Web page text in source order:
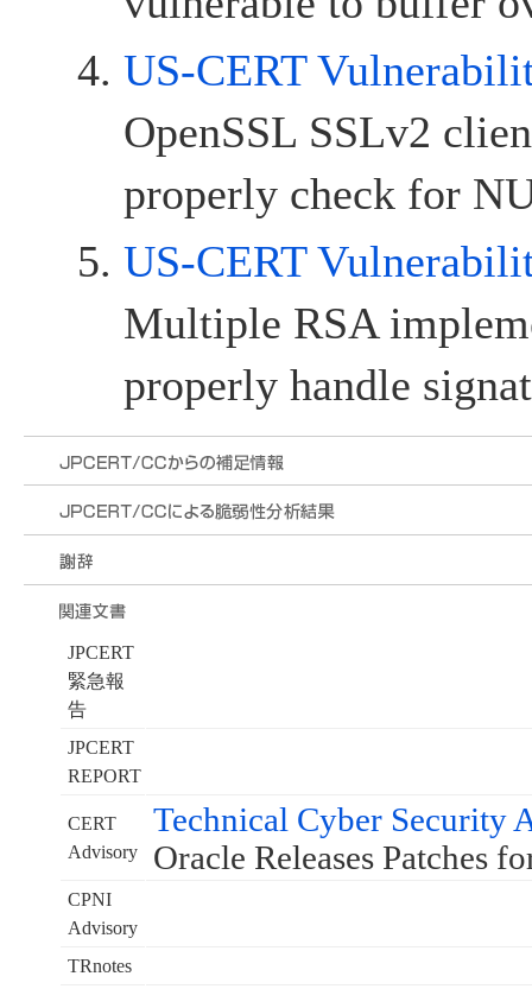
US-CERT
OpenSSL SSLv2
properly check for
US-CERT
Multiple RSA
properly handle
JPCERT
緊急報
告
JPCERT
REPORT
CERT
Advisory
Technical Cyber Security
Oracle Releases Patches
CPNI
Advisory
TRnotes